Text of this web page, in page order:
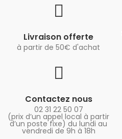
Livraison offerte
à partir de 50€ d'achat
Contactez nous
02 31 22 50 07
(prix d’un appel local à partir
d’un poste fixe) du lundi au
vendredi de 9h à 18h